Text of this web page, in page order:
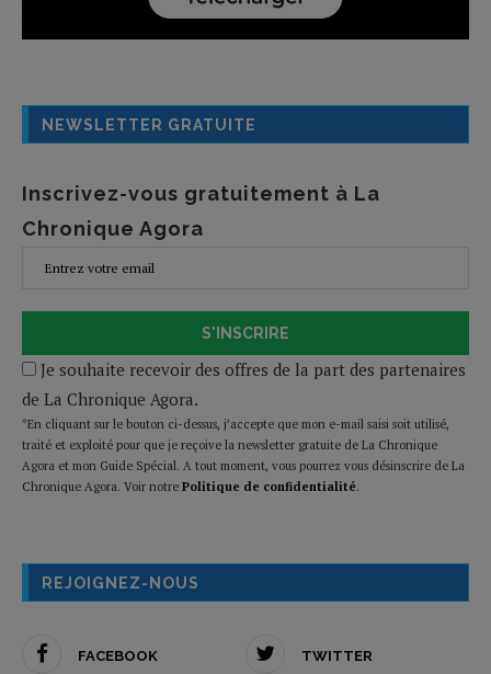
NEWSLETTER GRATUITE
Inscrivez-vous gratuitement à La
Chronique Agora
S'INSCRIRE
Je souhaite recevoir des offres de la part des partenaires
de La Chronique Agora.
*En cliquant sur le bouton ci-dessus, j’accepte que mon e-mail saisi soit utilisé,
traité et exploité pour que je reçoive la newsletter gratuite de La Chronique
Agora et mon Guide Spécial. A tout moment, vous pourrez vous désinscrire de La
Chronique Agora. Voir notre Politique de confidentialité.
REJOIGNEZ-NOUS
FACEBOOK TWITTER